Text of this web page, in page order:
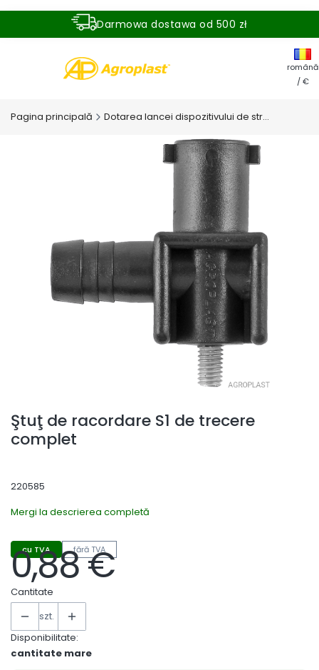
Darmowa dostawa od 500 zł
română
/ €
Pagina principală Dotarea lancei dispozitivului de stropire
Ştuţ de racordare S1 de trecere
complet
220585
Mergi la descrierea completă
cu TVA fără TVA
Preț
0,88 €
Cantitate
szt.
Disponibilitate:
cantitate mare